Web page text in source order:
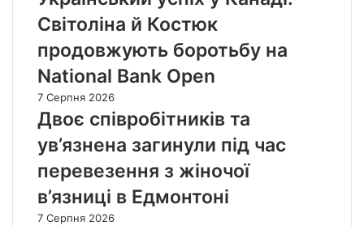
Світоліна й Костюк
продовжують боротьбу на
National Bank Open
7 Серпня 2026
Двоє співробітників та
ув’язнена загинули під час
перевезення з жіночої
в’язниці в Едмонтоні
7 Серпня 2026